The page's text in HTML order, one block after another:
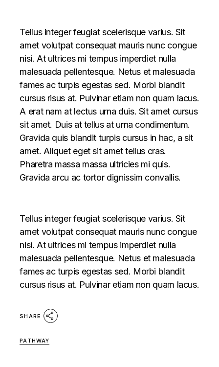
Tellus integer feugiat scelerisque varius. Sit
amet volutpat consequat mauris nunc congue
nisi. At ultrices mi tempus imperdiet nulla
malesuada pellentesque. Netus et malesuada
fames ac turpis egestas sed. Morbi blandit
cursus risus at. Pulvinar etiam non quam lacus.
A erat nam at lectus urna duis. Sit amet cursus
sit amet. Duis at tellus at urna condimentum.
Gravida quis blandit turpis cursus in hac, a sit
amet. Aliquet eget sit amet tellus cras.
Pharetra massa massa ultricies mi quis.
Gravida arcu ac tortor dignissim convallis.
Tellus integer feugiat scelerisque varius. Sit
amet volutpat consequat mauris nunc congue
nisi. At ultrices mi tempus imperdiet nulla
malesuada pellentesque. Netus et malesuada
fames ac turpis egestas sed. Morbi blandit
cursus risus at. Pulvinar etiam non quam lacus.
SHARE
PATHWAY